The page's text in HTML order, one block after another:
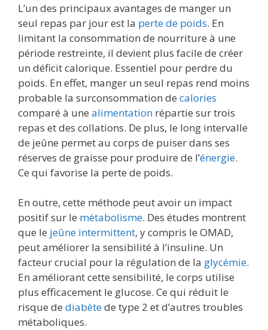
L’un des principaux avantages de manger un
seul repas par jour est la perte de poids. En
limitant la consommation de nourriture à une
période restreinte, il devient plus facile de créer
un déficit calorique. Essentiel pour perdre du
poids. En effet, manger un seul repas rend moins
probable la surconsommation de calories
comparé à une alimentation répartie sur trois
repas et des collations. De plus, le long intervalle
de jeûne permet au corps de puiser dans ses
réserves de graisse pour produire de l’énergie.
Ce qui favorise la perte de poids.
En outre, cette méthode peut avoir un impact
positif sur le métabolisme. Des études montrent
que le jeûne intermittent, y compris le OMAD,
peut améliorer la sensibilité à l’insuline. Un
facteur crucial pour la régulation de la glycémie.
En améliorant cette sensibilité, le corps utilise
plus efficacement le glucose. Ce qui réduit le
risque de diabètede type 2 et d’autres troubles
métaboliques.